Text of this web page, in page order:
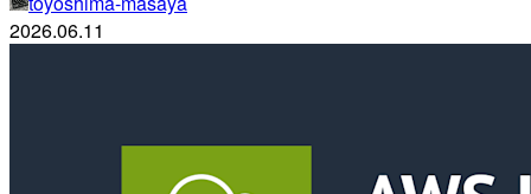
2026.06.11